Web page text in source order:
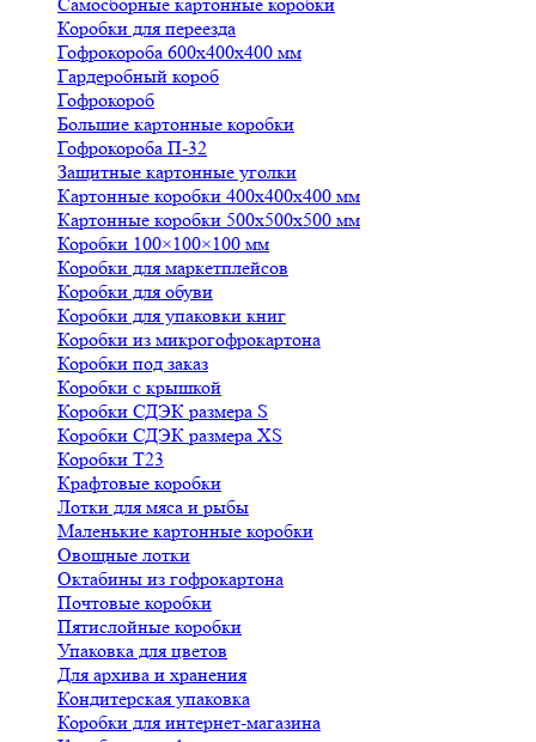
Коробки для переезда
Гофрокороба 600х400х400 мм
Гардеробный короб
Гофрокороб
Большие картонные коробки
Гофрокороба П-32
Защитные картонные уголки
Картонные коробки 400х400х400 мм
Картонные коробки 500х500х500 мм
Коробки 100×100×100 мм
Коробки для маркетплейсов
Коробки для обуви
Коробки для упаковки книг
Коробки из микрогофрокартона
Коробки под заказ
Коробки с крышкой
Коробки СДЭК размера S
Коробки СДЭК размера XS
Коробки Т23
Крафтовые коробки
Лотки для мяса и рыбы
Маленькие картонные коробки
Овощные лотки
Октабины из гофрокартона
Почтовые коробки
Пятислойные коробки
Упаковка для цветов
Для архива и хранения
Кондитерская упаковка
Коробки для интернет-магазина